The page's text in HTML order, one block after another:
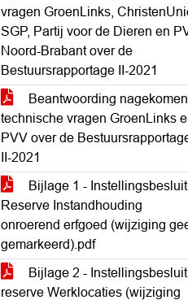
vragen GroenLinks,
SGP, Partij voor de Dieren en
Noord-Brabant over de
Bestuursrapportage II-2021
Beantwoording nagekomen
technische vragen GroenLinks
PVV over de
II-2021
Bijlage 1 - Instellingsbesluit
Reserve Instandhouding
onroerend erfgoed (wijziging
gemarkeerd).pdf
Bijlage 2 - Instellingsbesluit
reserve Werklocaties (wijziging